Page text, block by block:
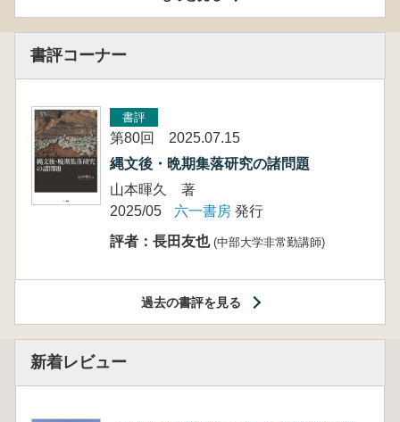
書評コーナー
書評
第80回 2025.07.15
縄文後・晩期集落研究の諸問題
山本暉久 著
2025/05
六一書房 発行
評者：長田友也 (中部大学非常勤講師)
過去の書評を見る
新着レビュー